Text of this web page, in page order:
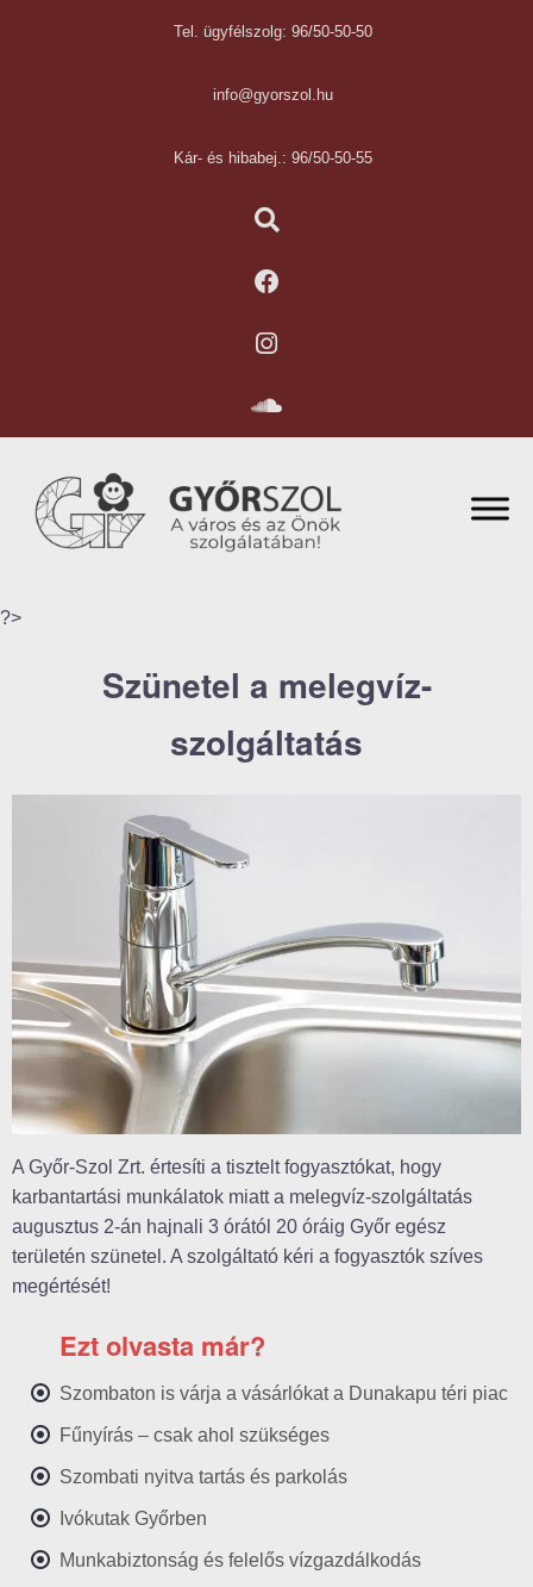
Tel. ügyfélszolg: 96/50-50-50
info@gyorszol.hu
Kár- és hibabej.: 96/50-50-55
?>
Szünetel a melegvíz-
szolgáltatás
A Győr-Szol Zrt. értesíti a tisztelt fogyasztókat, hogy
karbantartási munkálatok miatt a melegvíz-szolgáltatás
augusztus 2-án hajnali 3 órától 20 óráig Győr egész
területén szünetel. A szolgáltató kéri a fogyasztók szíves
megértését!
Ezt olvasta már?
Szombaton is várja a vásárlókat a Dunakapu téri piac
Fűnyírás – csak ahol szükséges
Szombati nyitva tartás és parkolás
Ivókutak Győrben
Munkabiztonság és felelős vízgazdálkodás